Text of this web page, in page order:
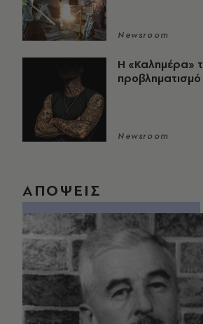
Newsroom
Η «Καλημέρα»
Newsroom
ΑΠΟΨΕΙΣ